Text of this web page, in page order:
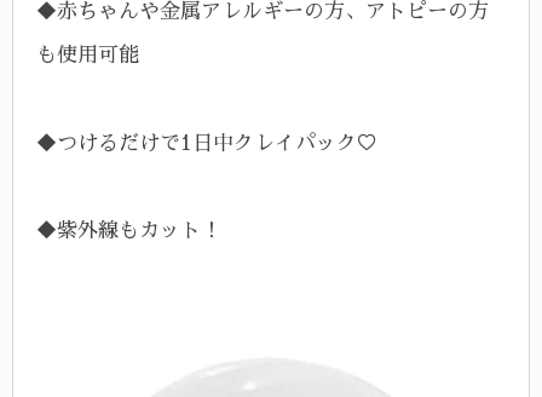
◆赤ちゃんや金属アレルギーの方、アトピーの方
も使用可能
◆つけるだけで1日中クレイパック♡
◆紫外線もカット！